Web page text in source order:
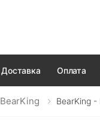
Доставка Оплата
BearKing BearKing -